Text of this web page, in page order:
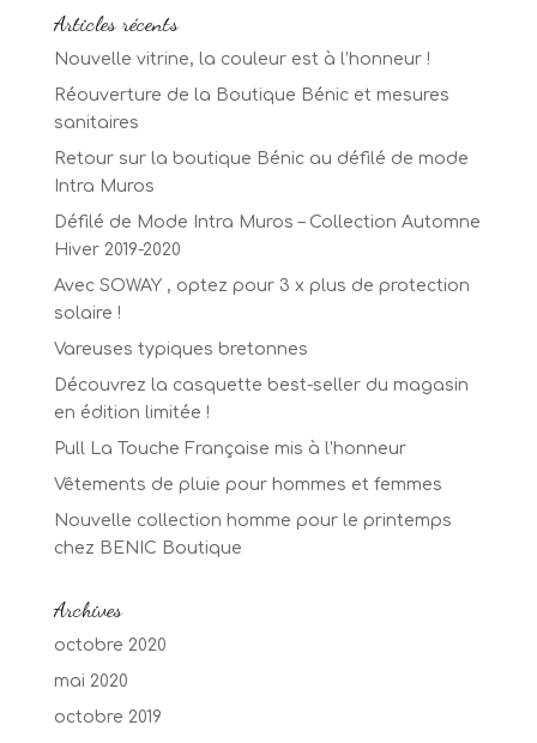
Articles récents
Nouvelle vitrine, la couleur est à l’honneur !
Réouverture de la Boutique Bénic et mesures
sanitaires
Retour sur la boutique Bénic au défilé de mode
Intra Muros
Défilé de Mode Intra Muros – Collection Automne
Hiver 2019-2020
Avec SOWAY , optez pour 3 x plus de protection
solaire !
Vareuses typiques bretonnes
Découvrez la casquette best-seller du magasin
en édition limitée !
Pull La Touche Française mis à l’honneur
Vêtements de pluie pour hommes et femmes
Nouvelle collection homme pour le printemps
chez BENIC Boutique
Archives
octobre 2020
mai 2020
octobre 2019